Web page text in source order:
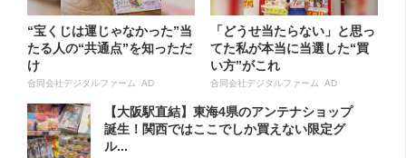
“宝くじは運じゃなかった”当
たる人の“共通点”を知っただ
け
合同会社デジタルファーム AD
「どうせ当たらない」と思っ
てた私が本当に当選した“買
い方”がこれ
合同会社デジタルファーム AD
【大阪駅直結】東海4県のアンテナショップ
誕生！関西ではここでしか買えない限定グ
ル...